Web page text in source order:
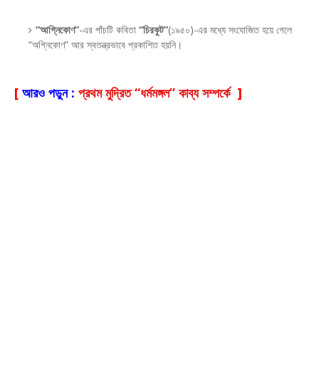
“আগ্নিকোণ”-এর পাঁচটি কবিতা “চিরকুট”(১৯৫০)-এর মধ্যে সংযোজিত হয়ে গেলে
“অগ্নিকোণ” আর স্বতন্ত্রভাবে প্রকাশিত হয়নি।
[ আরও পড়ুন : প্রথম মুদ্রিত “ধর্মমঙ্গল” কাব্য সম্পর্কে ]